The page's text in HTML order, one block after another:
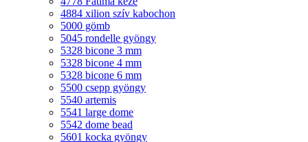
4884 xilion szív kabochon
5000 gömb
5045 rondelle gyöngy
5328 bicone 3 mm
5328 bicone 4 mm
5328 bicone 6 mm
5500 csepp gyöngy
5540 artemis
5541 large dome
5542 dome bead
5601 kocka gyöngy